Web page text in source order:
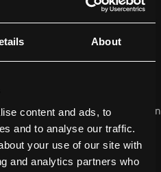
About
content and ads, to
and to analyse our traffic.
your use of our site with
and analytics partners who
der äußeren Landeklappe
sowie eine
mit eigenem Roboter.
bei FACC sind
von Terminen. Damit
bis zu 26 Shipsets und mehr
Fertigung dieser Landeklappen
Millionen Euro investiert. Ein
notwendig, zudem
der optimierten